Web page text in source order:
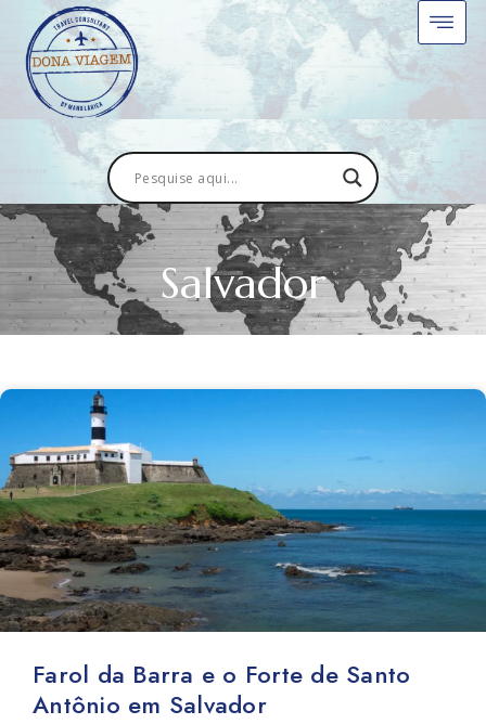
Salvador
Farol da Barra e o Forte de Santo
Antônio em Salvador